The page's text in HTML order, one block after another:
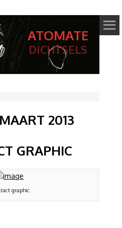
ATOMATE
DICHTSELS
MAART 2013
GRAPHIC
graphic